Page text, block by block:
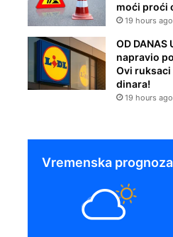
moći proći
19 hours ago
OD DANAS
napravio
Ovi
dinara!
19 hours ago
Vremenska prognoza